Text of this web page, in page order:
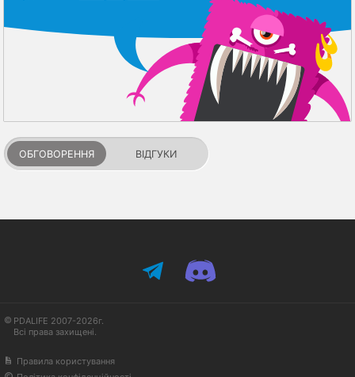
ОБГОВОРЕННЯ ВІДГУКИ
PDALIFE 2007-2026г.
Всі права захищені.
Правила користування